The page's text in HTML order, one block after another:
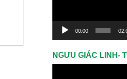
00:00
NGƯU GIÁC LINH-